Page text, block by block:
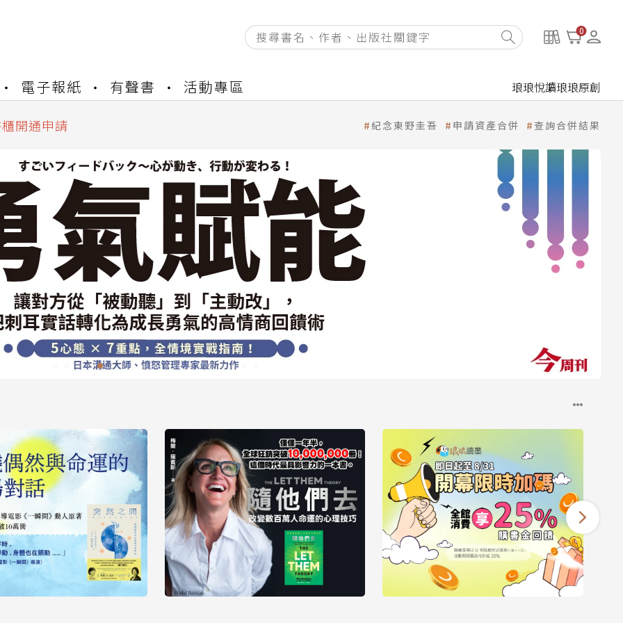
0
電子報紙 有聲書 活動專區 琅琅悅讀琅琅原創
合併結果查詢
開通申請
產合併申請圖文教學
合併結果查詢
站同步暫停部分閱讀服務
紀念東野圭吾 申請資產合併 查詢合併結果